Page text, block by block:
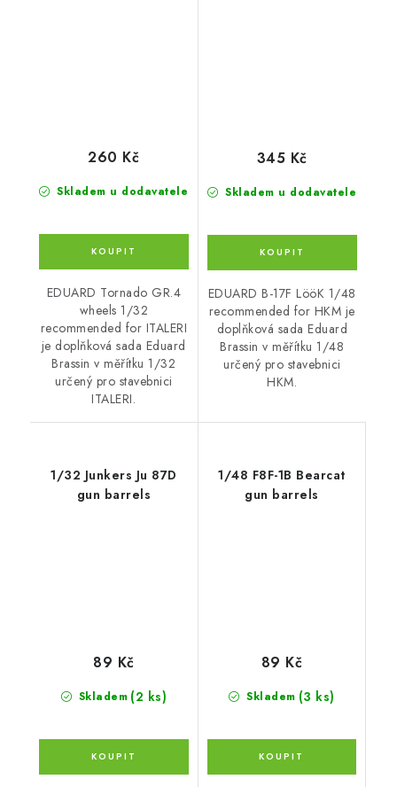
Skladem u dodavatele
260 Kč
EDUARD Tornado GR.4
wheels 1/32
recommended for ITALERI
je doplňková sada Eduard
Brassin v měřítku 1/32
určený pro stavebnici
ITALERI.
Skladem u dodavatele
345 Kč
EDUARD B-17F LööK 1/48
recommended for HKM je
doplňková sada Eduard
Brassin v měřítku 1/48
určený pro stavebnici
HKM.
1/32 Junkers Ju 87D
gun barrels
Skladem (2 ks)
89 Kč
1/48 F8F-1B Bearcat
gun barrels
Skladem (3 ks)
89 Kč